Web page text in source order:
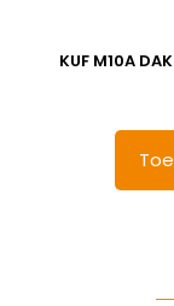
KUF M10A